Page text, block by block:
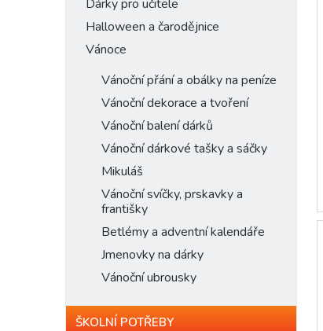
Dárky pro učitele
Halloween a čarodějnice
Vánoce
Vánoční přání a obálky na peníze
Vánoční dekorace a tvoření
Vánoční balení dárků
Vánoční dárkové tašky a sáčky
Mikuláš
Vánoční svíčky, prskavky a
františky
Betlémy a adventní kalendáře
Jmenovky na dárky
Vánoční ubrousky
ŠKOLNÍ POTŘEBY